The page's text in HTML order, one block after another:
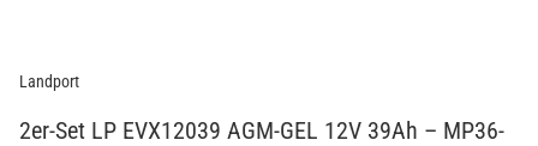
Landport
2er-Set LP EVX12039 AGM-GEL 12V 39Ah – MP36-